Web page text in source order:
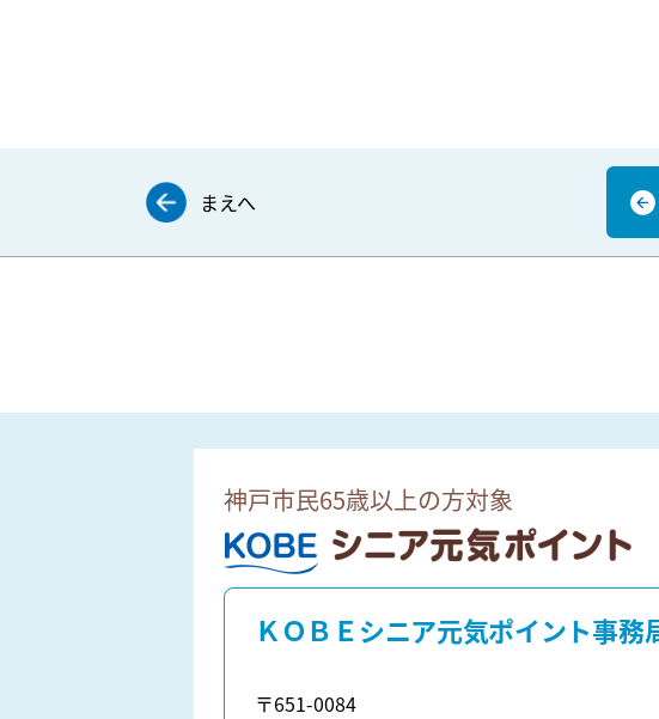
まえへ
神戸市民65歳以上の方対象
ＫＯＢＥシニア元気ポイント
ＫＯＢＥシニア元気ポイント事務
〒651-0084